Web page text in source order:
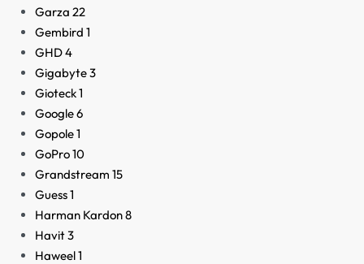
Garza 22
Gembird 1
GHD4
Gigabyte3
Gioteck1
Google6
Gopole1
GoPro10
Grandstream 15
Guess1
Harman Kardon8
Havit3
Haweel1